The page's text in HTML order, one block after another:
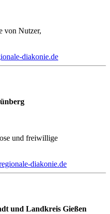
von Nutzer,
diakonie.de
und freiwillige
diakonie.de
und Landkreis Gießen